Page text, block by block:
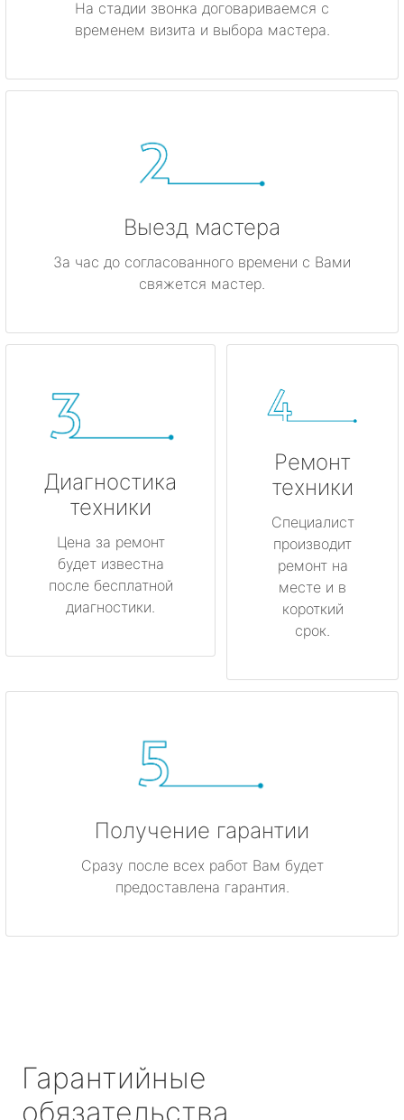
На стадии звонка договариваемся с
временем визита и выбора мастера.
Выезд мастера
За час до согласованного времени с Вами
свяжется мастер.
Диагностика
техники
Цена за ремонт
будет известна
после бесплатной
диагностики.
Ремонт
техники
Специалист
производит
ремонт на
месте и в
короткий
срок.
Получение гарантии
Сразу после всех работ Вам будет
предоставлена гарантия.
Гарантийные
обязательства